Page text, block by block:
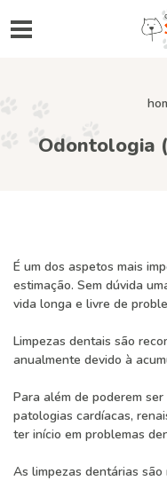
Odontologia
É um dos aspetos mais
estimação. Sem dúvida
vida longa e livre de
Limpezas dentais são
anualmente devido à
Para além de poderem
patologias cardíacas,
ter início em problemas
As limpezas dentárias